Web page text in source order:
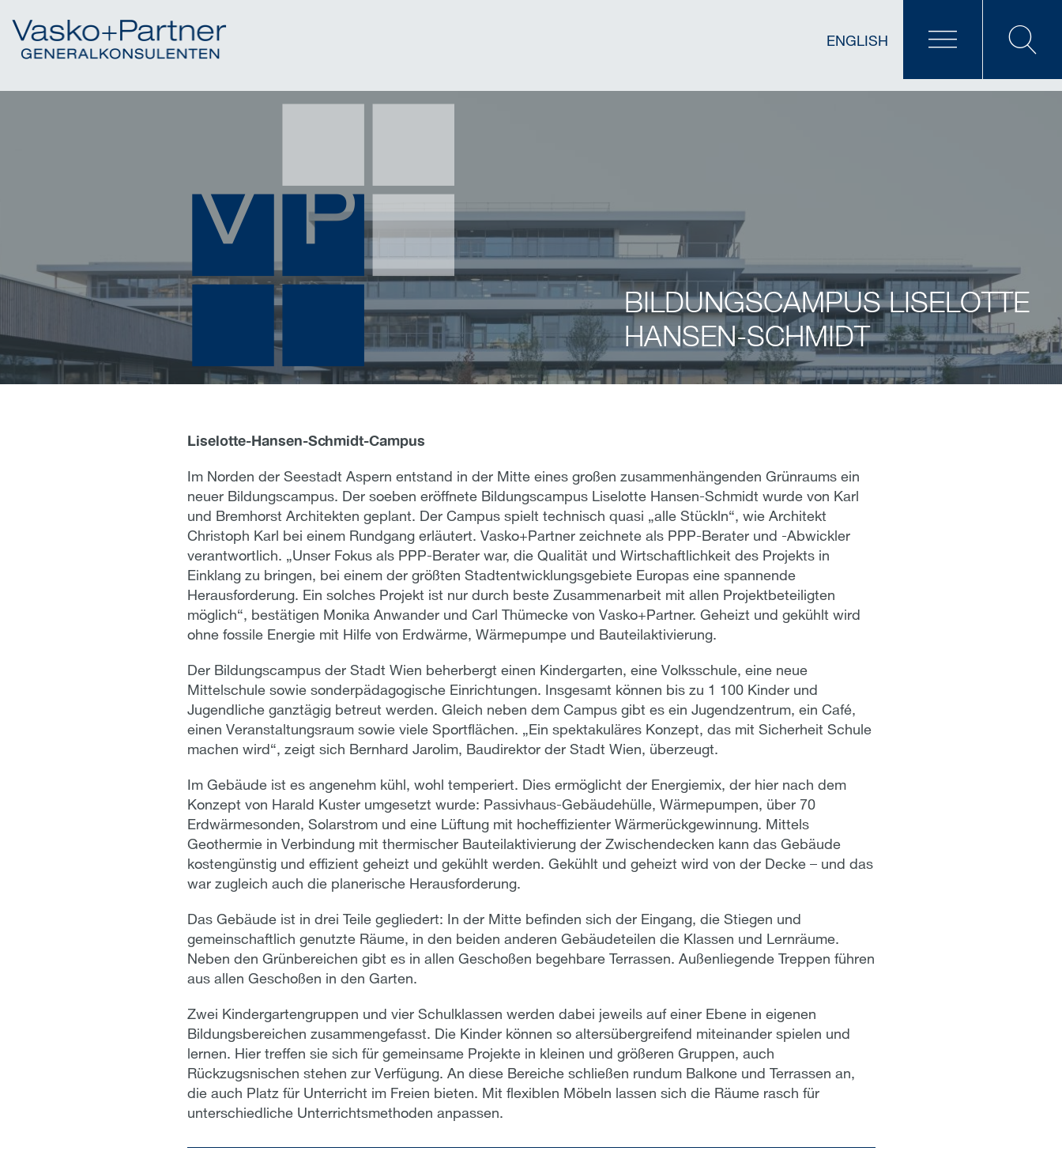
ENGLISH
BILDUNGSCAMPUS LISELOTTE
HANSEN-SCHMIDT
Liselotte-Hansen-Schmidt-Campus
Im Norden der Seestadt Aspern entstand in der Mitte eines großen zusammenhängenden Grünraums ein
neuer Bildungscampus. Der soeben eröffnete Bildungscampus Liselotte Hansen-Schmidt wurde von Karl
und Bremhorst Architekten geplant. Der Campus spielt technisch quasi „alle Stückln“, wie Architekt
Christoph Karl bei einem Rundgang erläutert. Vasko+Partner zeichnete als PPP-Berater und -Abwickler
verantwortlich. „Unser Fokus als PPP-Berater war, die Qualität und Wirtschaftlichkeit des Projekts in
Einklang zu bringen, bei einem der größten Stadtentwicklungsgebiete Europas eine spannende
Herausforderung. Ein solches Projekt ist nur durch beste Zusammenarbeit mit allen Projektbeteiligten
möglich“, bestätigen Monika Anwander und Carl Thümecke von Vasko+Partner. Geheizt und gekühlt wird
ohne fossile Energie mit Hilfe von Erdwärme, Wärmepumpe und Bauteilaktivierung.
Der Bildungscampus der Stadt Wien beherbergt einen Kindergarten, eine Volksschule, eine neue
Mittelschule sowie sonderpädagogische Einrichtungen. Insgesamt können bis zu 1 100 Kinder und
Jugendliche ganztägig betreut werden. Gleich neben dem Campus gibt es ein Jugendzentrum, ein Café,
einen Veranstaltungsraum sowie viele Sportflächen. „Ein spektakuläres Konzept, das mit Sicherheit Schule
machen wird“, zeigt sich Bernhard Jarolim, Baudirektor der Stadt Wien, überzeugt.
Im Gebäude ist es angenehm kühl, wohl temperiert. Dies ermöglicht der Energiemix, der hier nach dem
Konzept von Harald Kuster umgesetzt wurde: Passivhaus-Gebäudehülle, Wärmepumpen, über 70
Erdwärmesonden, Solarstrom und eine Lüftung mit hocheffizienter Wärmerückgewinnung. Mittels
Geothermie in Verbindung mit thermischer Bauteilaktivierung der Zwischendecken kann das Gebäude
kostengünstig und effizient geheizt und gekühlt werden. Gekühlt und geheizt wird von der Decke – und das
war zugleich auch die planerische Herausforderung.
Das Gebäude ist in drei Teile gegliedert: In der Mitte befinden sich der Eingang, die Stiegen und
gemeinschaftlich genutzte Räume, in den beiden anderen Gebäudeteilen die Klassen und Lernräume.
Neben den Grünbereichen gibt es in allen Geschoßen begehbare Terrassen. Außenliegende Treppen führen
aus allen Geschoßen in den Garten.
Zwei Kindergartengruppen und vier Schulklassen werden dabei jeweils auf einer Ebene in eigenen
Bildungsbereichen zusammengefasst. Die Kinder können so altersübergreifend miteinander spielen und
lernen. Hier treffen sie sich für gemeinsame Projekte in kleinen und größeren Gruppen, auch
Rückzugsnischen stehen zur Verfügung. An diese Bereiche schließen rundum Balkone und Terrassen an,
die auch Platz für Unterricht im Freien bieten. Mit flexiblen Möbeln lassen sich die Räume rasch für
unterschiedliche Unterrichtsmethoden anpassen.